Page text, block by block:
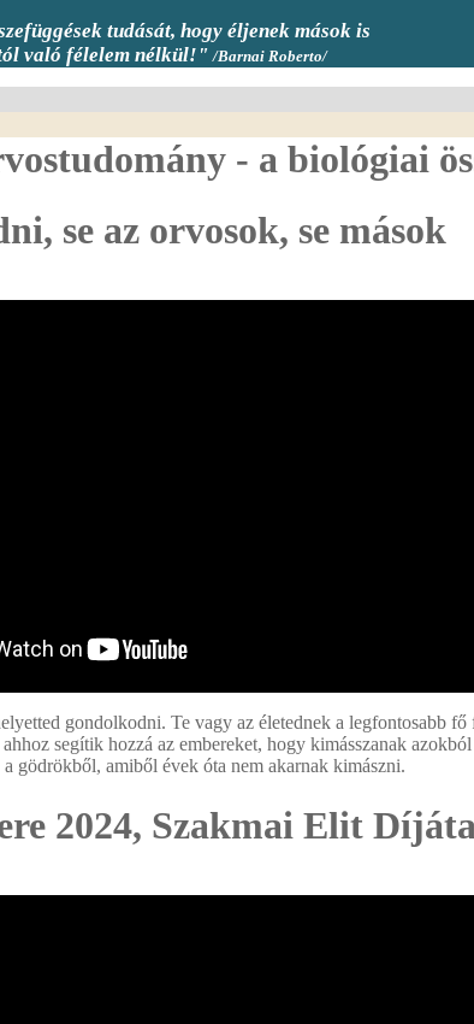
tudását, hogy éljenek mások is
való félelem nélkül! "/Barnai Roberto/
- a biológiai
se az orvosok, se mások
gondolkodni. Te vagy az életednek a legfontosabb fő
segítik hozzá az embereket, hogy kimásszanak azokból
a gödrökből, amiből évek óta nem akarnak kimászni.
2024, Szakmai Elit